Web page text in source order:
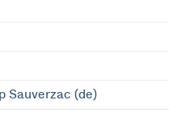
Sauverzac (de)